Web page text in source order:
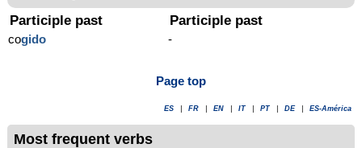
Participle past
cogido
Participle past
-
Page top
ES FR EN IT PT DE ES-América
Most frequent verbs